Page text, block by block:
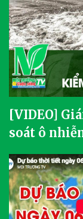
[VIDEO]
soát ô